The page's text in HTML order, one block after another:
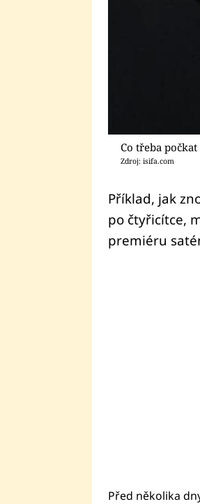
Co třeba
Zdroj: isifa.com
Příklad, jak
po čtyřicítce,
premiéru
Před několika